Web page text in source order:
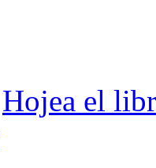
Hojea el